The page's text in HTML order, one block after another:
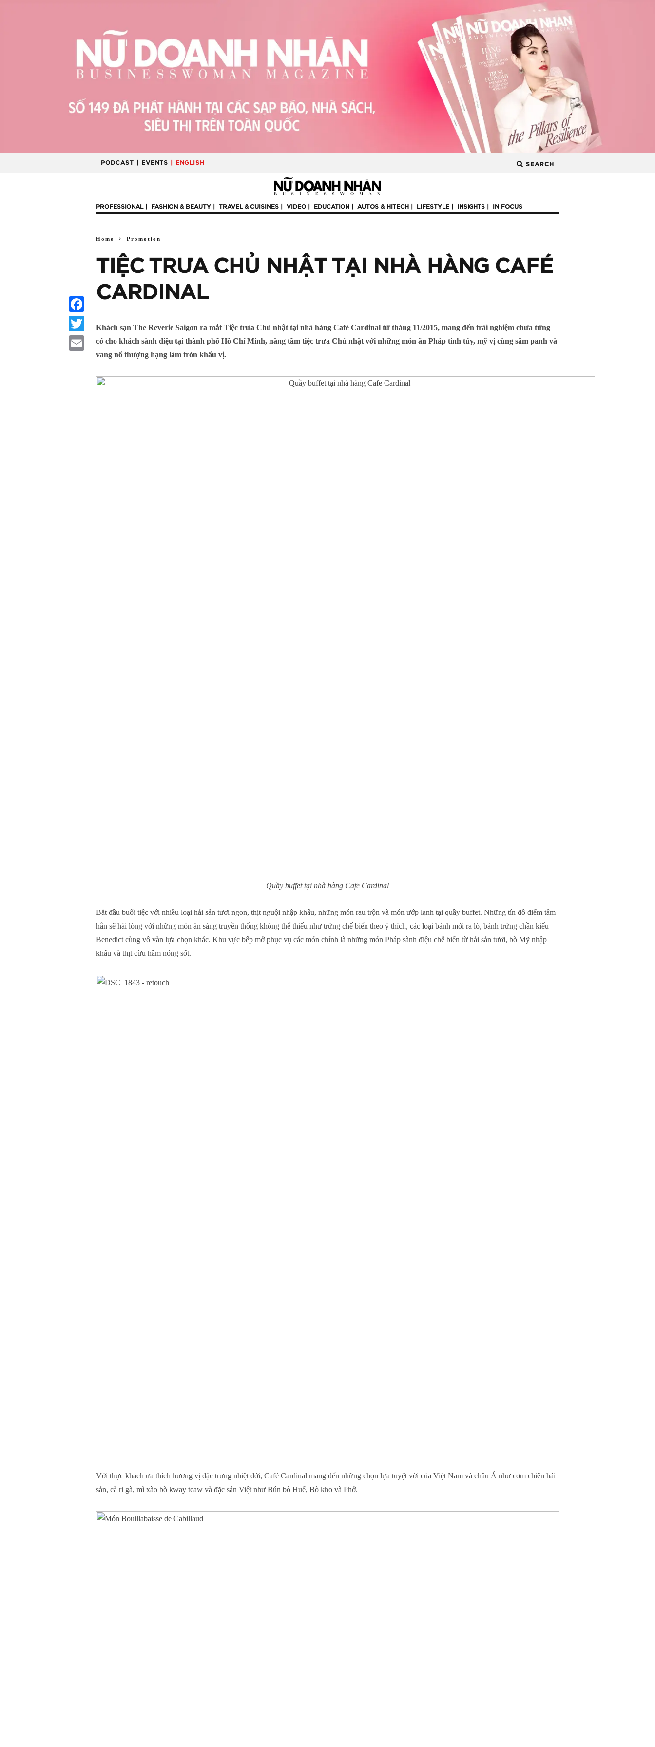
PODCAST | EVENTS | ENGLISH SEARCH
PROFESSIONAL FASHION & BEAUTY TRAVEL & CUISINES VIDEO EDUCATION AUTOS & HITECH LIFESTYLE INSIGHTS IN FOCUS
Home Promotion
TIỆC TRƯA CHỦ NHẬT TẠI NHÀ HÀNG CAFÉ
CARDINAL
Khách sạn The Reverie Saigon ra mắt Tiệc trưa Chủ nhật tại nhà hàng Café Cardinal từ tháng 11/2015, mang đến trải nghiệm chưa từng
có cho khách sành điệu tại thành phố Hồ Chí Minh, nâng tầm tiệc trưa Chủ nhật với những món ăn Pháp tinh túy, mỹ vị cùng sâm panh và
vang nổ thượng hạng làm tròn khẩu vị.
Quầy buffet tại nhà hàng Cafe Cardinal
Bắt đầu buổi tiệc với nhiều loại hải sản tươi ngon, thịt nguội nhập khẩu, những món rau trộn và món ướp lạnh tại quầy buffet. Những tín đồ điểm tâm
hẳn sẽ hài lòng với những món ăn sáng truyền thống không thể thiếu như trứng chế biến theo ý thích, các loại bánh mới ra lò, bánh trứng chần kiểu
Benedict cùng vô vàn lựa chọn khác. Khu vực bếp mở phục vụ các món chính là những món Pháp sành điệu chế biến từ hải sản tươi, bò Mỹ nhập
khẩu và thịt cừu hầm nóng sốt.
Với thực khách ưa thích hương vị đặc trưng nhiệt đới, Café Cardinal mang đến những chọn lựa tuyệt vời của Việt Nam và châu Á như cơm chiên hải
sản, cà ri gà, mì xào bò kway teaw và đặc sản Việt như Bún bò Huế, Bò kho và Phở.
Facebook
Twitter